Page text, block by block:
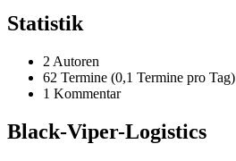
Statistik
2 Autoren
62 Termine (0,1 Termine pro Tag)
1 Kommentar
Black-Viper-Logistics